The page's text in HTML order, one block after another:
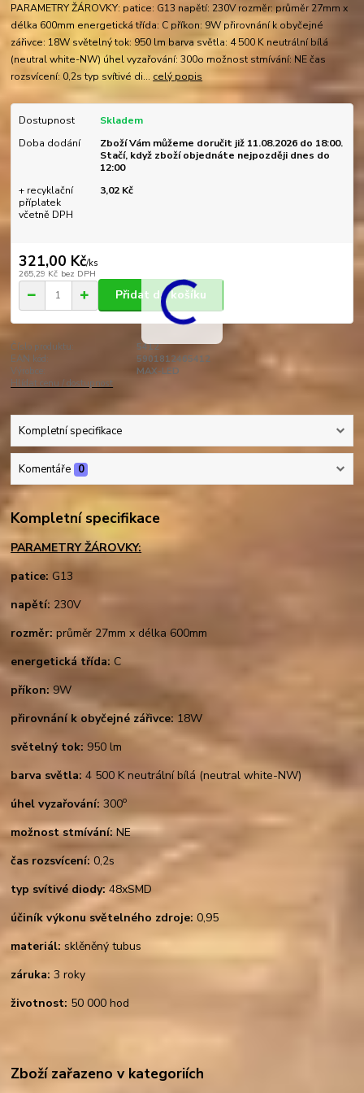
PARAMETRY ŽÁROVKY: patice: G13 napětí: 230V rozměr: průměr 27mm x
délka 600mm energetická třída: C příkon: 9W přirovnání k obyčejné
zářivce: 18W světelný tok: 950 lm barva světla: 4 500 K neutrální bílá
(neutral white-NW) úhel vyzařování: 300o možnost stmívání: NE čas
rozsvícení: 0,2s typ svítivé di... celý popis
Dostupnost
Skladem
Doba dodání
Zboží Vám můžeme doručit již 11.08.2026 do 18:00.
Stačí, když zboží objednáte nejpozději dnes do
12:00
+ recyklační
příplatek
včetně DPH
3,02 Kč
321,00 Kč/ks
265,29 Kč bez DPH
Přidat do košíku
Číslo produktu:
5412
EAN kód:
5901812465412
Výrobce:
MAX-LED
Hlídat cenu / dostupnost
Kompletní specifikace
Komentáře 0
Kompletní specifikace
PARAMETRY ŽÁROVKY:
patice: G13
napětí: 230V
rozměr: průměr 27mm x délka 600mm
energetická třída: C
příkon:9W
přirovnání k obyčejné zářivce:18W
světelný tok: 950 lm
barva světla: 4 500 K neutrální bílá (neutral white-NW)
úhel vyzařování: 300o
možnost stmívání:NE
čas rozsvícení: 0,2s
typ svítivé diody:48xSMD
účiník výkonu světelného zdroje: 0,95
materiál:sklěněný tubus
záruka: 3 roky
životnost: 50 000 hod
Zboží zařazeno v kategoriích